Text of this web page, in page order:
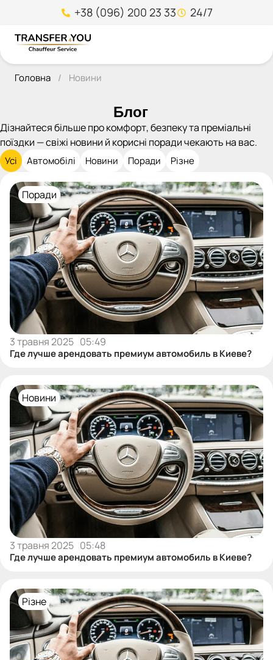
+38 (096) 200 23 33 24/7
Головна / Новини
Блог
Дізнайтеся більше про комфорт, безпеку та преміальні
поїздки — свіжі новини й корисні поради чекають на вас.
Автомобілі Новини Поради Різне
Усі
Поради
3 травня 2025 05:49
Где лучше арендовать премиум автомобиль в Киеве?
Новини
3 травня 2025 05:48
Где лучше арендовать премиум автомобиль в Киеве?
Різне